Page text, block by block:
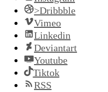
>Dribbble
Vimeo
Linkedin
Deviantart
Youtube
Tiktok
RSS